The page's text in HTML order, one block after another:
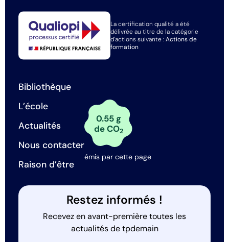
La certification qualité a été
délivrée au titre de la catégorie
d'actions suivante :Actions de
formation
Bibliothèque
L’école
Actualités
Nous contacter
Raison d’être
0.55 g
de CO2
émis par cette page
Restez informés !
Recevez en avant-première toutes les
actualités de tpdemain